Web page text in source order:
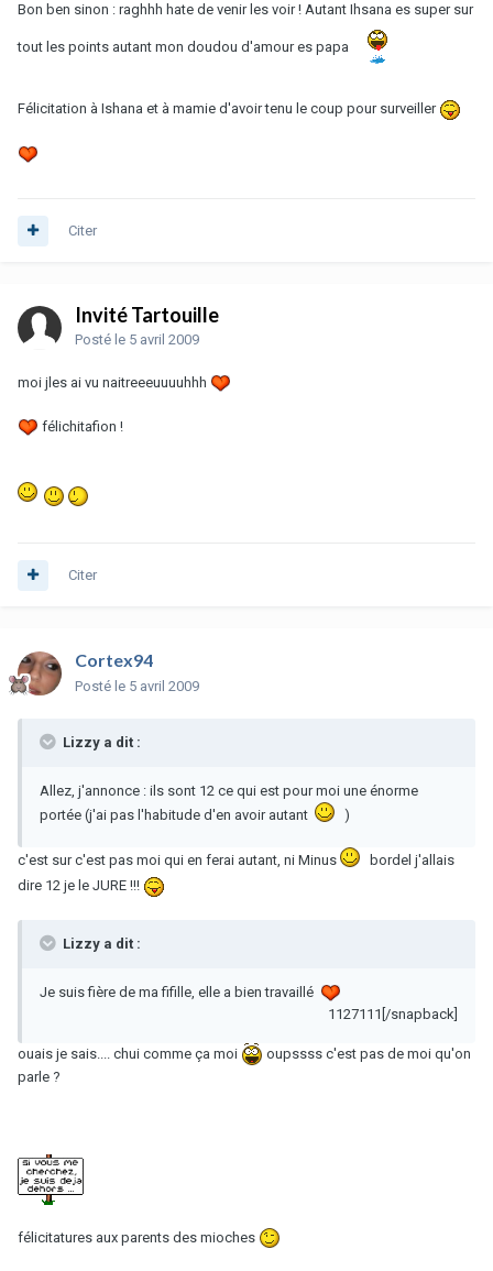
Bon ben sinon : raghhh hate de venir les voir ! Autant Ihsana es super sur
tout les points autant mon doudou d'amour es papa
Félicitation à Ishana et à mamie d'avoir tenu le coup pour surveiller
Citer
Invité Tartouille
Posté le 5 avril 2009
moi jles ai vu naitreeeuuuuhhh
félichitafion !
Citer
Cortex94
Posté le 5 avril 2009
Lizzy a dit :
Allez, j'annonce : ils sont 12 ce qui est pour moi une énorme
portée (j'ai pas l'habitude d'en avoir autant
)
c'est sur c'est pas moi qui en ferai autant, ni Minus
bordel j'allais
dire 12 je le JURE !!!
Lizzy a dit :
Je suis fière de ma fifille, elle a bien travaillé
1127111[/snapback]
ouais je sais.... chui comme ça moi
oupssss c'est pas de moi qu'on
parle ?
félicitatures aux parents des mioches